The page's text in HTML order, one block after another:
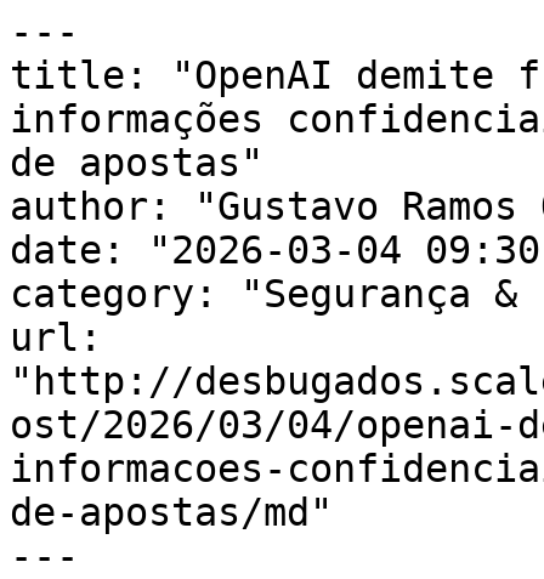
---
title: "OpenAI demite
informações
de apostas"
author: "Gustavo
date: "2026-03-04
category: "Segurança
url:
"http://
ost/2026/03/04/openai-
informacoes-
de-apostas/md"
---